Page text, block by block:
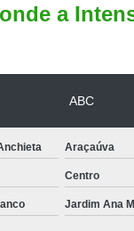
a
ABC
Araçaúva
Centro
Jardim Ana